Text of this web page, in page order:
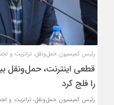
رئیس کمیسیون حمل‌ونقل، ترانزیت و
قطعی اینترنت، حمل‌ونقل
را فلج کرد
رئیس کمیسیون حمل‌ونقل، ترانزیت و